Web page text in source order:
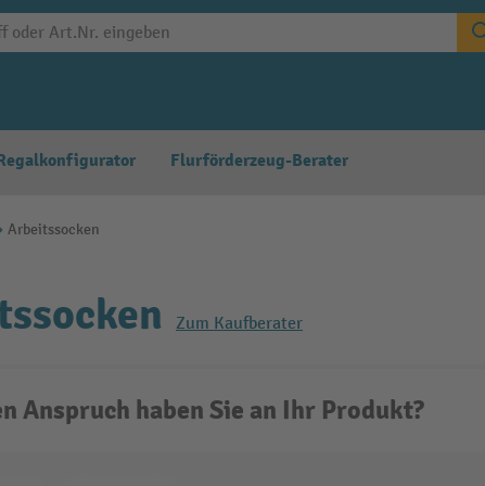
Flurförderzeug-Berater
Arbeitssocken
Zum Kaufberater
Anspruch haben Sie an Ihr Produkt?